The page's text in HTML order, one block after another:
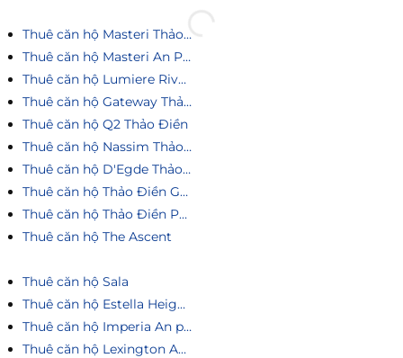
Thuê căn hộ Masteri Thảo Điền
Thuê căn hộ Masteri An Phú
Thuê căn hộ Lumiere Riverside
Thuê căn hộ Gateway Thảo Điền
Thuê căn hộ Q2 Thảo Điền
Thuê căn hộ Nassim Thảo Điền
Thuê căn hộ D'Egde Thảo Điền
Thuê căn hộ Thảo Điền Green
Thuê căn hộ Thảo Điền Pearl
Thuê căn hộ The Ascent
Thuê căn hộ Sala
Thuê căn hộ Estella Heights
Thuê căn hộ Imperia An phú
Thuê căn hộ Lexington An Phú